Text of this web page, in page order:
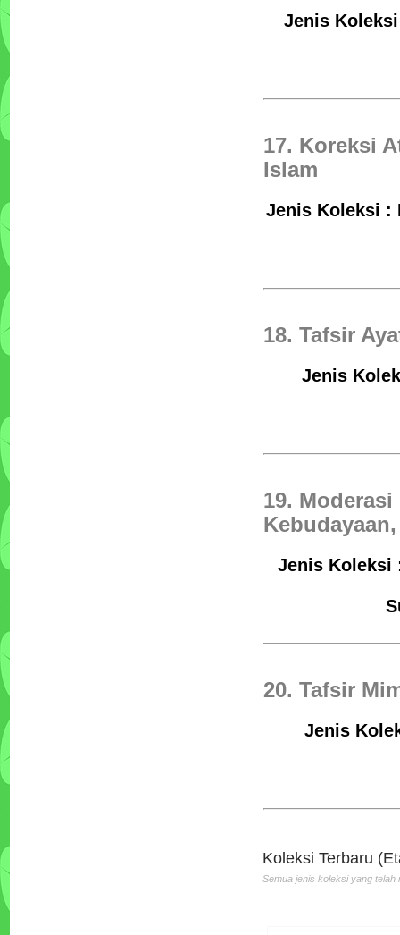
Jenis
17. Koreksi
Islam
Jenis Koleksi
18. Tafsir
Jenis
19.
Jenis
20. Tafsir
Jenis
Koleksi Terbaru
Semua jenis koleksi yang telah